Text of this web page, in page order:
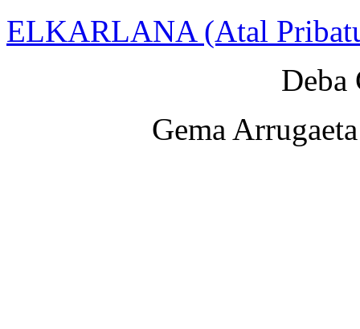
ELKARLANA (Atal
Deba
Gema